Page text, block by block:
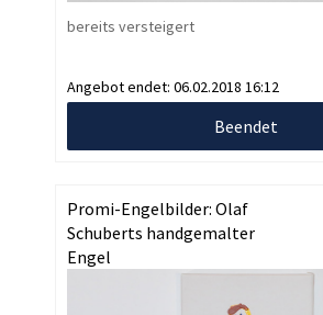
bereits versteigert
Angebot endet: 06.02.2018 16:12
Beendet
Promi-Engelbilder: Olaf
Schuberts handgemalter
Engel